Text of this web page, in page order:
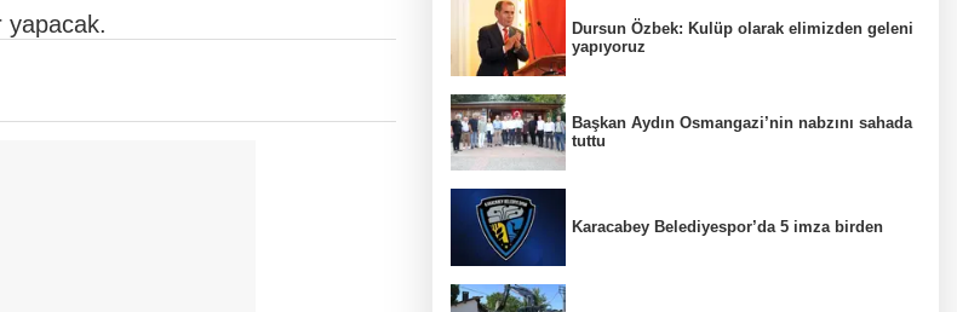
yapacak.
Dursun Özbek: Kulüp olarak elimizden geleni
yapıyoruz
Başkan Aydın Osmangazi’nin nabzını sahada
tuttu
Karacabey Belediyespor’da 5 imza birden